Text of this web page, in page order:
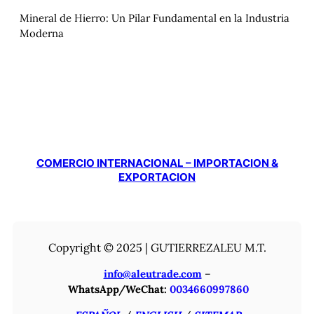
Mineral de Hierro: Un Pilar Fundamental en la Industria
Moderna
COMERCIO INTERNACIONAL – IMPORTACION &
EXPORTACION
Copyright © 2025 | GUTIERREZALEU M.T.
info@aleutrade.com–
WhatsApp/WeChat: 0034660997860